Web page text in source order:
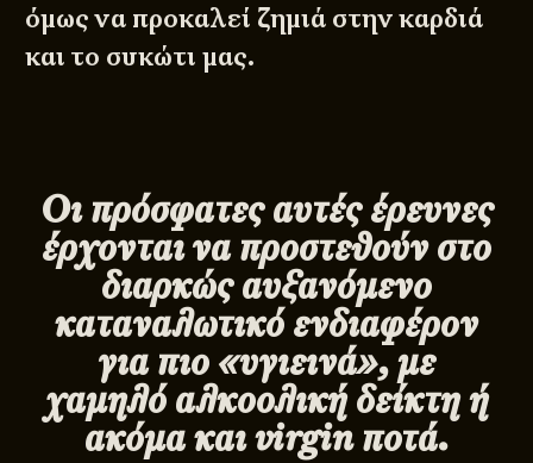
όμως να προκαλεί ζημιά στην καρδιά
και το συκώτι μας.
Οι πρόσφατες αυτές έρευνες
έρχονται να προστεθούν στο
διαρκώς αυξανόμενο
καταναλωτικό ενδιαφέρον
για πιο «υγιεινά», με
χαμηλό αλκοολική δείκτη ή
ακόμα και virgin ποτά.